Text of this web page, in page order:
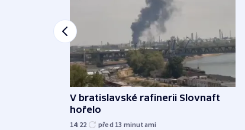
V bratislavské rafinerii Slovnaft
hořelo
14:22 před 13 minutami